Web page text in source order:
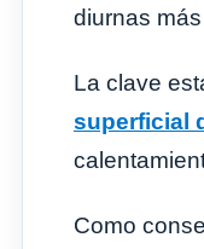
diurnas
La clave
superficial
Como